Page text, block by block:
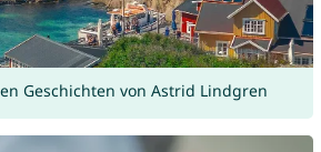
Geschichten von Astrid Lindgren